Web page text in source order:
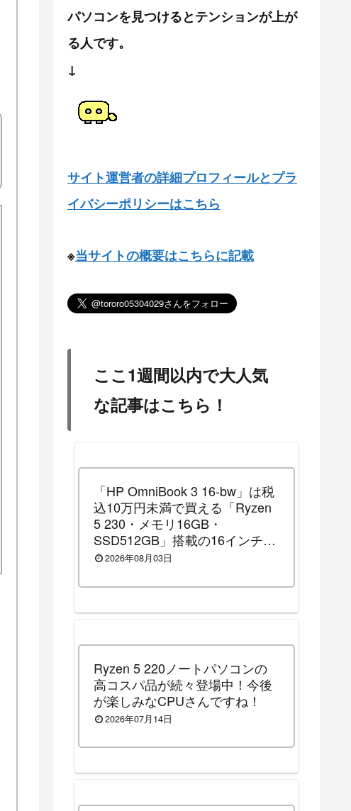
パソコンを見つけるとテンションが上が
る人です。
↓
サイト運営者の詳細プロフィールとプラ
イバシーポリシーはこちら
※当サイトの概要はこちらに記載
ここ1週間以内で大人気
な記事はこちら！
「HP OmniBook 3 16-bw」は税
込10万円未満で買える「Ryzen
5 230・メモリ16GB・
SSD512GB」搭載の16インチノ
ートパソコンです！（2026年8
ル中）
2026年08月03日
Ryzen 5 220ノートパソコンの
高コスパ品が続々登場中！今後
が楽しみなCPUさんですね！
2026年07月14日